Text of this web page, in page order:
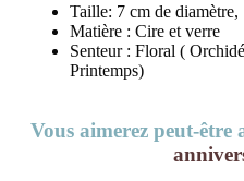
Taille: 7 cm de
Matière : Cire et verre
Senteur : Floral (
Printemps)
Vous aimerez peut-être